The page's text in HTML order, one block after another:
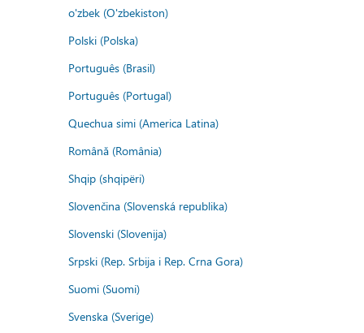
o'zbek (O'zbekiston)
Polski (Polska)
Português (Brasil)
Português (Portugal)
Quechua simi (America Latina)
Română (România)
Shqip (shqipëri)
Slovenčina (Slovenská republika)
Slovenski (Slovenija)
Srpski (Rep. Srbija i Rep. Crna Gora)
Suomi (Suomi)
Svenska (Sverige)